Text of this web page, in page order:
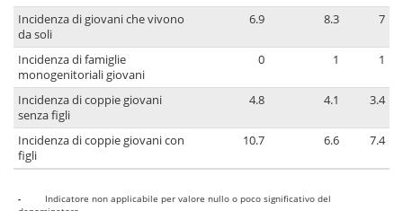
Incidenza di giovani che vivono
da soli
6.9 8.3 7
Incidenza di famiglie
monogenitoriali giovani
0 1 1
Incidenza di coppie giovani
senza figli
4.8 4.1 3.4
Incidenza di coppie giovani con
figli
10.7 6.6 7.4
-
Indicatore non applicabile per valore nullo o poco significativo del